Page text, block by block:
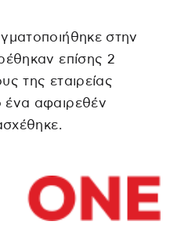
στην
επίσης 2
της εταιρείας
αφαιρεθέν